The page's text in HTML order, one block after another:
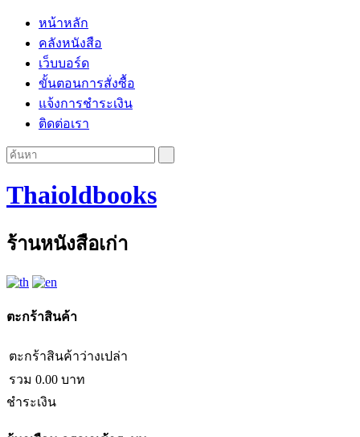
หน้าหลัก
คลังหนังสือ
เว็บบอร์ด
ขั้นตอนการสั่งซื้อ
แจ้งการชำระเงิน
ติดต่อเรา
Thaioldbooks
ร้านหนังสือเก่า
ตะกร้าสินค้า
ตะกร้าสินค้าว่างเปล่า
รวม 0.00 บาท
ชำระเงิน